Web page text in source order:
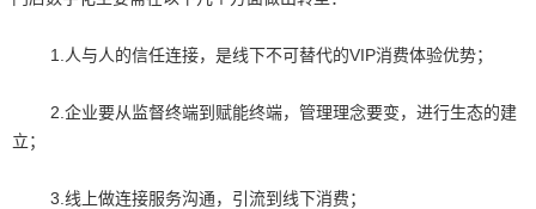
1.人与人的信任连接，是线下不可替代的VIP消费体验优势；
2.企业要从监督终端到赋能终端，管理理念要变，进行生态的建
立；
3.线上做连接服务沟通，引流到线下消费；